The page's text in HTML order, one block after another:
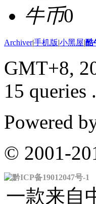
牛币0
Archiver|手机版|小黑屋|酷
GMT+8,
15 queries .
Powered
© 2001-
黔ICP备19012047号-1
一款来自